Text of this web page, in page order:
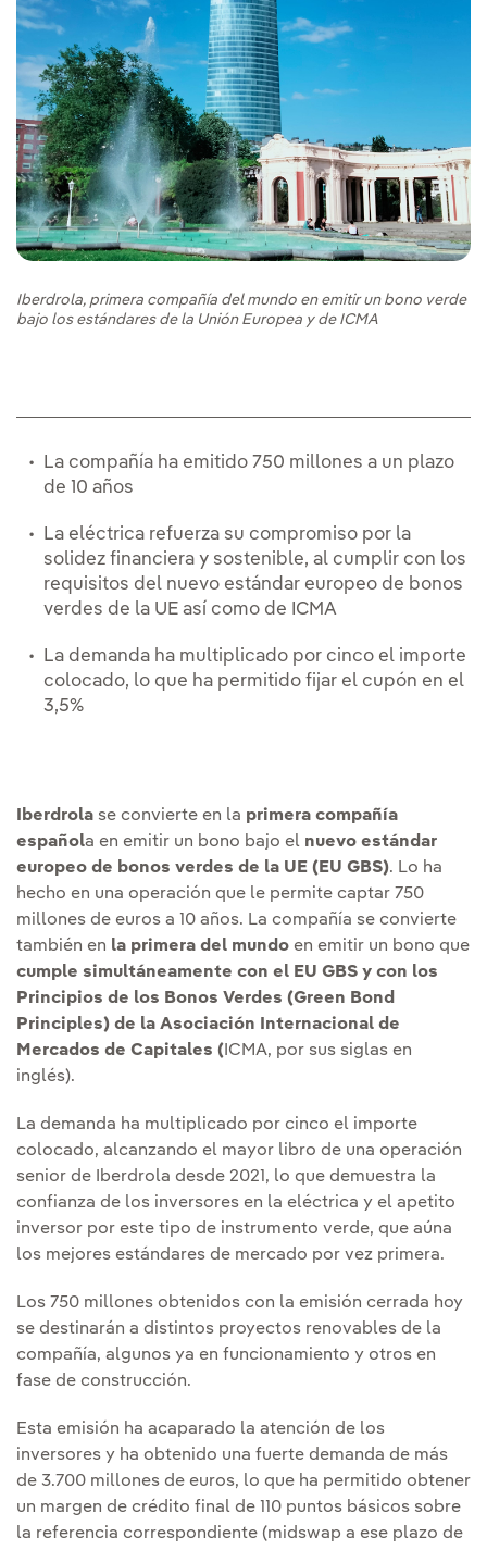
Iberdrola, primera compañía del mundo en emitir un bono verde
bajo los estándares de la Unión Europea y de ICMA
La compañía ha emitido 750 millones a un plazo
de 10 años
La eléctrica refuerza su compromiso por la
solidez financiera y sostenible, al cumplir con los
requisitos del nuevo estándar europeo de bonos
verdes de la UE así como de ICMA
La demanda ha multiplicado por cinco el importe
colocado, lo que ha permitido fijar el cupón en el
3,5%
Iberdrola se convierte en la primera compañía
española en emitir un bono bajo el nuevo estándar
europeo de bonos verdes de la UE (EU GBS). Lo ha
hecho en una operación que le permite captar 750
millones de euros a 10 años. La compañía se convierte
también en la primera del mundo en emitir un bono que
cumple simultáneamente con el EU GBS y con los
Principios de los Bonos Verdes (Green Bond
Principles) de la Asociación Internacional de
Mercados de Capitales ( ICMA, por sus siglas en
inglés).
La demanda ha multiplicado por cinco el importe
colocado, alcanzando el mayor libro de una operación
senior de Iberdrola desde 2021, lo que demuestra la
confianza de los inversores en la eléctrica y el apetito
inversor por este tipo de instrumento verde, que aúna
los mejores estándares de mercado por vez primera.
Los 750 millones obtenidos con la emisión cerrada hoy
se destinarán a distintos proyectos renovables de la
compañía, algunos ya en funcionamiento y otros en
fase de construcción.
Esta emisión ha acaparado la atención de los
inversores y ha obtenido una fuerte demanda de más
de 3.700 millones de euros, lo que ha permitido obtener
un margen de crédito final de 110 puntos básicos sobre
la referencia correspondiente (midswap a ese plazo de